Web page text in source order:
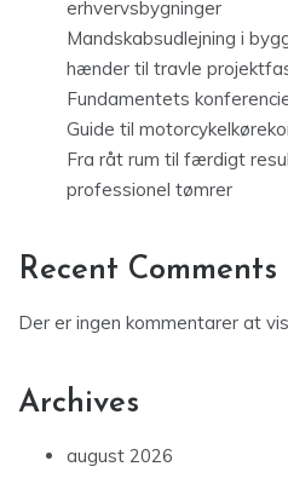
erhvervsbygninger
Mandskabsudlejning i
hænder til travle
Fundamentets
Guide til
Fra råt rum til færdigt
professionel tømrer
Recent Comments
Der er ingen kommentarer at
Archives
august 2026